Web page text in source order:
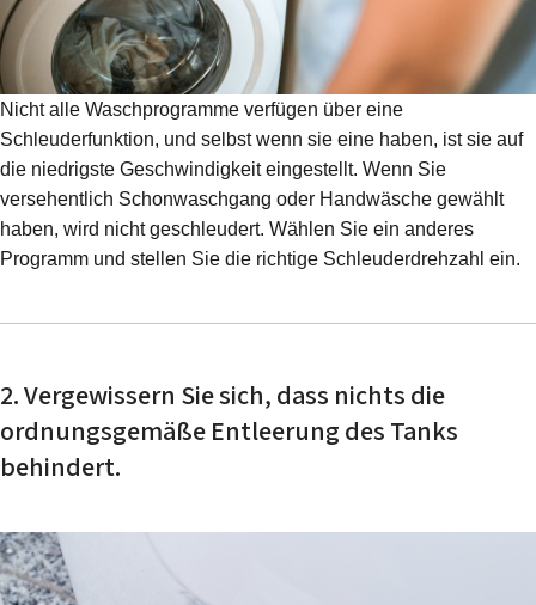
Nicht alle Waschprogramme verfügen über eine
Schleuderfunktion, und selbst wenn sie eine haben, ist sie auf
die niedrigste Geschwindigkeit eingestellt. Wenn Sie
versehentlich Schonwaschgang oder Handwäsche gewählt
haben, wird nicht geschleudert. Wählen Sie ein anderes
Programm und stellen Sie die richtige Schleuderdrehzahl ein.
2. Vergewissern Sie sich, dass nichts die
ordnungsgemäße Entleerung des Tanks
behindert.